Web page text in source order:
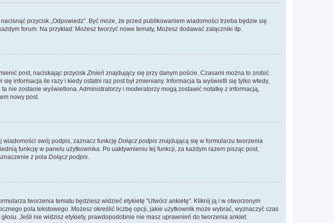
przycisk „Odpowiedz”. Być może, że przed publikowaniem wiadomości trzeba będzie się
forum. Na przykład: Możesz tworzyć nowe tematy, Możesz dodawać załączniki itp.
post, naciskając przycisk Zmień znajdujący się przy danym poście. Czasami można to zrobić
informacja ile razy i kiedy ostatni raz post był zmieniany. Informacja ta wyświetli się tylko wtedy,
nie zostanie wyświetlona. Administratorzy i moderatorzy mogą zostawić notatkę z informacją,
nowy post.
wiadomości swój podpis, zaznacz funkcję Dołącz podpis znajdującą się w formularzu tworzenia
funkcję w panelu użytkownika. Po uaktywnieniu tej funkcji, za każdym razem pisząc post,
z pola Dołącz podpis
tworzenia tematu będziesz widzieć etykietę “Utwórz ankietę”. Kliknij ją i w otworzonym
pola tekstowego. Możesz określić liczbę opcji, jakie użytkownik może wybrać, wyznaczyć czas
Jeśli nie widzisz etykiety, prawdopodobnie nie masz uprawnień do tworzenia ankiet.